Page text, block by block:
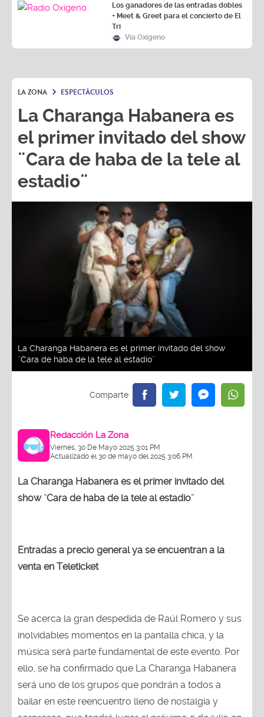
Los ganadores de las entradas dobles
+ Meet & Greet para el concierto de El
Tri
Vía Oxígeno
LA ZONA ESPECTÁCULOS
La Charanga Habanera es
el primer invitado del show
¨Cara de haba de la tele al
estadio¨
La Charanga Habanera es el primer invitado del show
¨Cara de haba de la tele al estadio¨
Redacción La Zona
Viernes, 30 De Mayo 2025 3:01 PM
Actualizado el 30 de mayo del 2025 3:06 PM
La Charanga Habanera es el primer invitado del
show ¨Cara de haba de la tele al estadio¨
Entradas a precio general ya se encuentran a la
venta en Teleticket
Se acerca la gran despedida de Raúl Romero y sus
inolvidables momentos en la pantalla chica, y la
música será parte fundamental de este evento. Por
ello, se ha confirmado que La Charanga Habanera
será uno de los grupos que pondrán a todos a
bailar en este reencuentro lleno de nostalgia y